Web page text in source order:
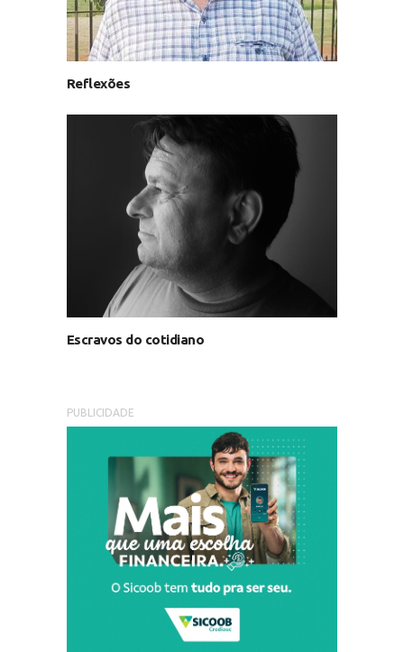
Reflexões
Escravos do cotidiano
PUBLICIDADE